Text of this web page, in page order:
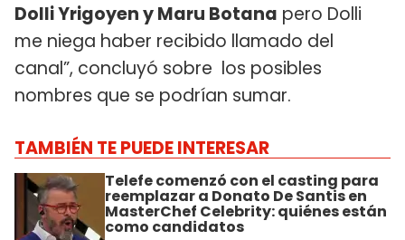
Dolli Yrigoyen y Maru Botana pero Dolli
me niega haber recibido llamado del
canal”, concluyó sobre los posibles
nombres que se podrían sumar.
TAMBIÉN TE PUEDE INTERESAR
Telefe comenzó con el casting para
reemplazar a Donato De Santis en
MasterChef Celebrity: quiénes están
como candidatos